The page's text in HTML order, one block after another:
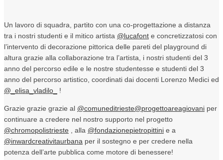
Un lavoro di squadra, partito con una co-progettazione a distanza
tra i nostri studenti e il mitico artista @lucafont e concretizzatosi con
l’intervento di decorazione pittorica delle pareti del playground di
altura grazie alla collaborazione tra l’artista, i nostri studenti del 3
anno del percorso edile e le nostre studentesse e studenti del 3
anno del percorso artistico, coordinati dai docenti Lorenzo Medici ed
@_elisa_vladilo_
!
Grazie grazie grazie al @comuneditrieste@progettoareagiovani per
continuare a credere nel nostro supporto nel progetto
@chromopolistrieste , alla @fondazionepietropittini e a
@inwardcreativitaurbana per il sostegno e per credere nella
potenza dell’arte pubblica come motore di benessere!